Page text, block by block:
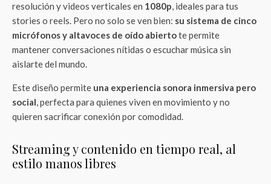
resolución y videos verticales en 1080p, ideales para tus
stories o reels. Pero no solo se ven bien: su sistema de cinco
micrófonos y altavoces de oído abiertote permite
mantener conversaciones nítidas o escuchar música sin
aislarte del mundo.
Este diseño permite una experiencia sonora inmersiva pero
social, perfecta para quienes viven en movimiento y no
quieren sacrificar conexión por comodidad.
Streaming y contenido en tiempo real, al
estilo manos libres